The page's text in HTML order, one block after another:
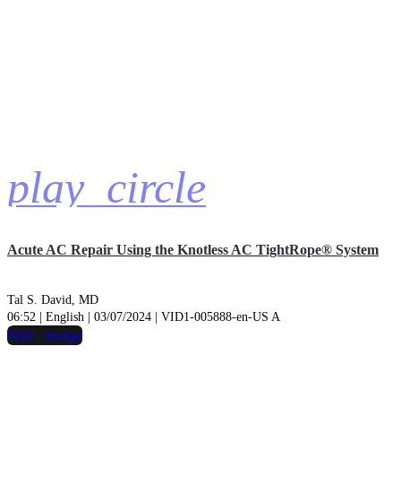
play_circle
Acute AC Repair Using the Knotless AC TightRope® System
Tal S. David, MD
06:52 | English | 03/07/2024 | VID1-005888-en-US A
hide_image